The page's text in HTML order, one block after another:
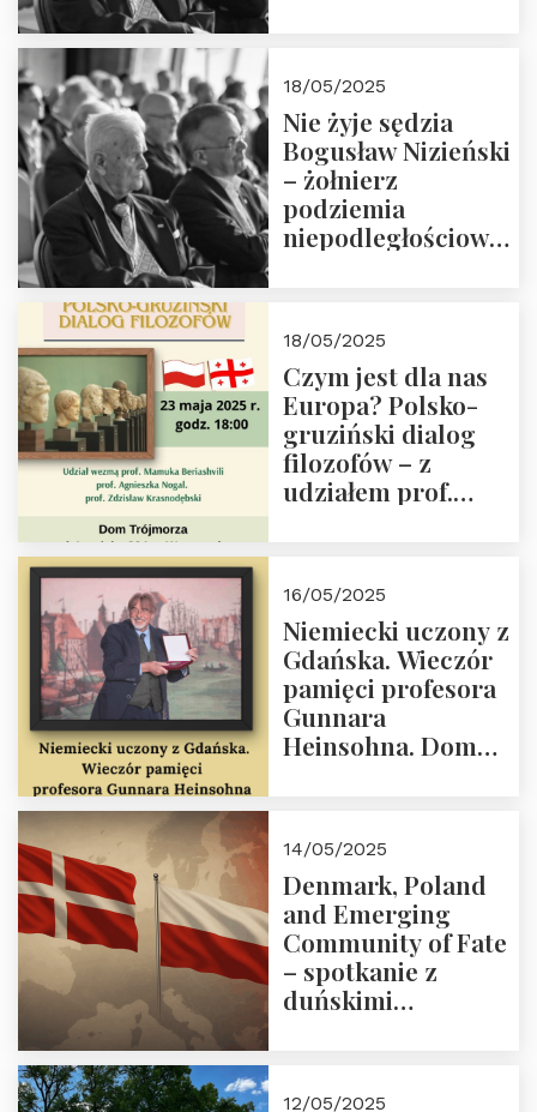
18/05/2025
Nie żyje sędzia
Bogusław Nizieński
– żołnierz
podziemia
niepodległościowego
społeczny, członek
Kapituły Nagrody
im. Prezydenta
Lecha
Kaczyńskiego.
Wielki autorytet.
18/05/2025
Czym jest dla nas
Europa? Polsko-
gruziński dialog
filozofów – z
udziałem prof.
Dom Trójmorza 23
maja 2025 r. godz.
18:00.
16/05/2025
Niemiecki uczony z
Gdańska. Wieczór
pamięci profesora
Gunnara
Heinsohna. Dom
14/05/2025
Denmark, Poland
and Emerging
Community of Fate
– spotkanie z
duńskimi
12/05/2025